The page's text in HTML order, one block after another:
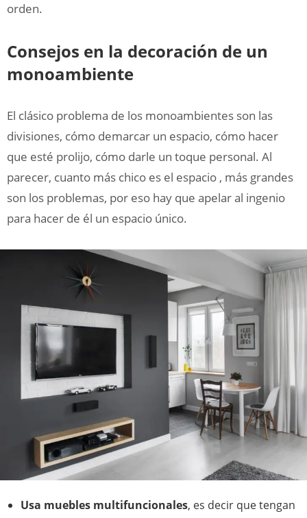
orden.
Consejos en la decoración de un
monoambiente
El clásico problema de los monoambientes son las
divisiones, cómo demarcar un espacio, cómo hacer
que esté prolijo, cómo darle un toque personal. Al
parecer, cuanto más chico es el espacio , más grandes
son los problemas, por eso hay que apelar al ingenio
para hacer de él un espacio único.
Usa muebles multifuncionales, es decir que tengan